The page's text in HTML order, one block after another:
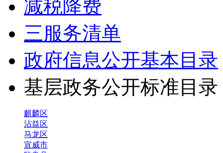
减税降费
三服务清单
政府信息公开基本目录
基层政务公开标准目
麒麟区
沾益区
马龙区
宣威市